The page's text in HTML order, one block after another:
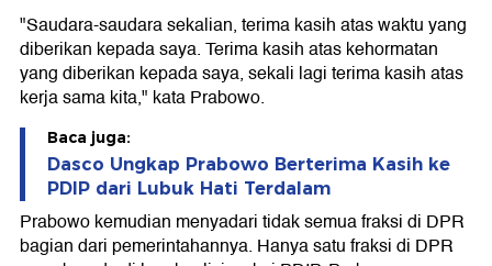
"Saudara-saudara sekalian, terima kasih atas waktu yang
diberikan kepada saya. Terima kasih atas kehormatan
yang diberikan kepada saya, sekali lagi terima kasih atas
kerja sama kita," kata Prabowo.
Baca juga:
Dasco Ungkap Prabowo Berterima Kasih ke
PDIP dari Lubuk Hati Terdalam
Prabowo kemudian menyadari tidak semua fraksi di DPR
bagian dari pemerintahannya. Hanya satu fraksi di DPR